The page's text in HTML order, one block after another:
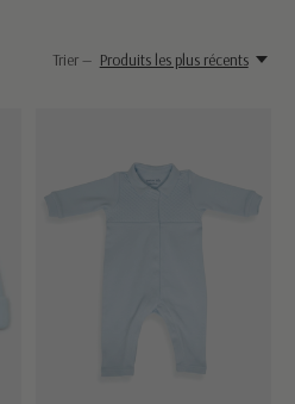
Trier — Produits les plus récents